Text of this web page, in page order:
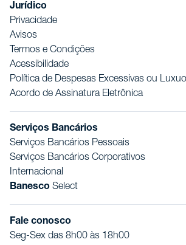
Jurídico
Privacidade
Avisos
Termos e Condições
Acessibilidade
Política de Despesas Excessivas ou
Acordo de Assinatura Eletrônica
Serviços Bancários
Serviços Bancários Pessoais
Serviços Bancários Corporativos
Internacional
Banesco Select
Fale conosco
Seg-Sex das 8h00 às 18h00